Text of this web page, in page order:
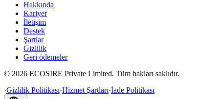
Hakkında
Kariyer
İletişim
Destek
Şartlar
Gizlilik
Geri ödemeler
© 2026 ECOSIRE Private Limited. Tüm hakları saklıdır.
·Gizlilik Politikası·Hizmet Şartları·İade Politikası